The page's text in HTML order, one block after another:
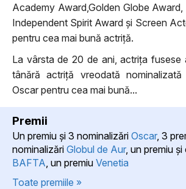
Academy Award,Golden Globe Award,
Independent Spirit Award și Screen
pentru cea mai bună actriță.
La vârsta de 20 de ani, actrița fusese
tânără actriță vreodată nominalizată
Oscar pentru cea mai bună...
Premii
Un premiu şi 3 nominalizări Oscar, 3
nominalizări Globul de Aur, un premiu
BAFTA , un premiu Venetia
Toate premiile »